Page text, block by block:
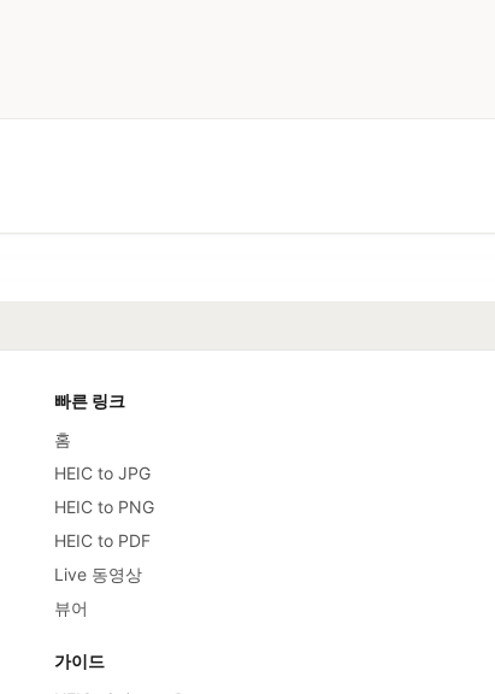
빠른 링크
홈
HEIC to JPG
HEIC to PNG
HEIC to PDF
Live 동영상
뷰어
가이드